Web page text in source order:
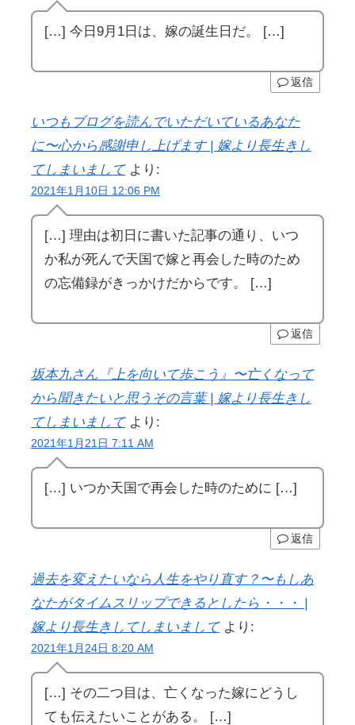
[…] 今日9月1日は、嫁の誕生日だ。 […]
返信
いつもブログを読んでいただいているあなた
に〜心から感謝申し上げます | 嫁より長生きし
てしまいまして より:
2021年1月10日 12:06 PM
[…] 理由は初日に書いた記事の通り、いつ
か私が死んで天国で嫁と再会した時のため
の忘備録がきっかけだからです。 […]
返信
坂本九さん『上を向いて歩こう』〜亡くなって
から聞きたいと思うその言葉 | 嫁より長生きし
てしまいまして より:
2021年1月21日 7:11 AM
[…] いつか天国で再会した時のために […]
返信
過去を変えたいなら人生をやり直す？〜もしあ
なたがタイムスリップできるとしたら・・・ |
嫁より長生きしてしまいまして より:
2021年1月24日 8:20 AM
[…] その二つ目は、亡くなった嫁にどうし
ても伝えたいことがある。 […]